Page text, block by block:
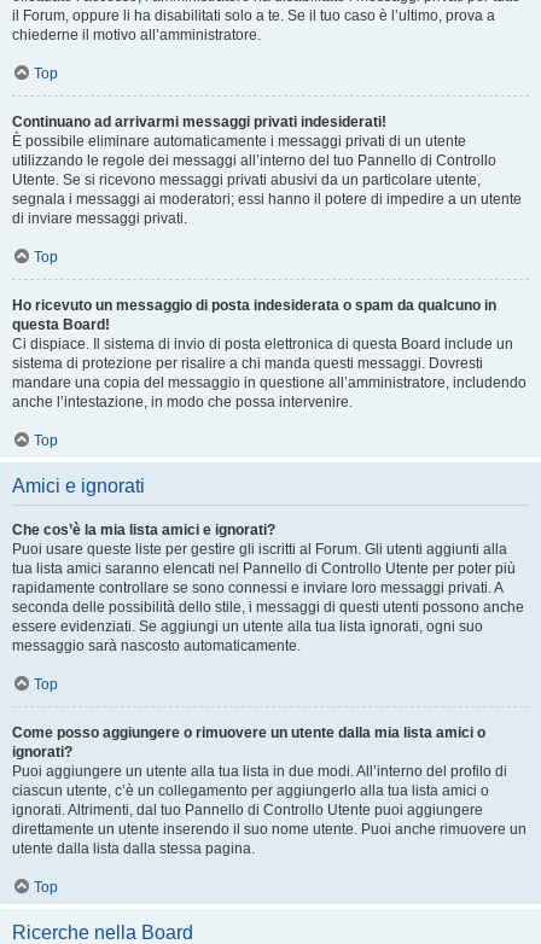
il Forum, oppure li ha disabilitati solo a te. Se il tuo caso è l’ultimo, prova a
chiederne il motivo all’amministratore.
Top
Continuano ad arrivarmi messaggi privati indesiderati!
È possibile eliminare automaticamente i messaggi privati ​​di un utente
utilizzando le regole dei messaggi all’interno del tuo Pannello di Controllo
Utente. Se si ricevono messaggi privati ​​abusivi da un particolare utente,
segnala i messaggi ai moderatori; essi hanno il potere di impedire a un utente
di inviare messaggi privati​​.
Top
Ho ricevuto un messaggio di posta indesiderata o spam da qualcuno in
questa Board!
Ci dispiace. Il sistema di invio di posta elettronica di questa Board include un
sistema di protezione per risalire a chi manda questi messaggi. Dovresti
mandare una copia del messaggio in questione all’amministratore, includendo
anche l’intestazione, in modo che possa intervenire.
Top
Amici e ignorati
Che cos’è la mia lista amici e ignorati?
Puoi usare queste liste per gestire gli iscritti al Forum. Gli utenti aggiunti alla
tua lista amici saranno elencati nel Pannello di Controllo Utente per poter più
rapidamente controllare se sono connessi e inviare loro messaggi privati. A
seconda delle possibilità dello stile, i messaggi di questi utenti possono anche
essere evidenziati. Se aggiungi un utente alla tua lista ignorati, ogni suo
messaggio sarà nascosto automaticamente.
Top
Come posso aggiungere o rimuovere un utente dalla mia lista amici o
ignorati?
Puoi aggiungere un utente alla tua lista in due modi. All’interno del profilo di
ciascun utente, c’è un collegamento per aggiungerlo alla tua lista amici o
ignorati. Altrimenti, dal tuo Pannello di Controllo Utente puoi aggiungere
direttamente un utente inserendo il suo nome utente. Puoi anche rimuovere un
utente dalla lista dalla stessa pagina.
Top
Ricerche nella Board